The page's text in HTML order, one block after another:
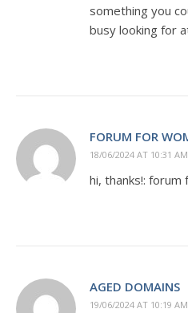
something you
busy looking for
FORUM FOR
18/06/2024 AT 10:31 AM
hi, thanks!: forum
AGED DOMAINS
19/06/2024 AT 10:19 AM